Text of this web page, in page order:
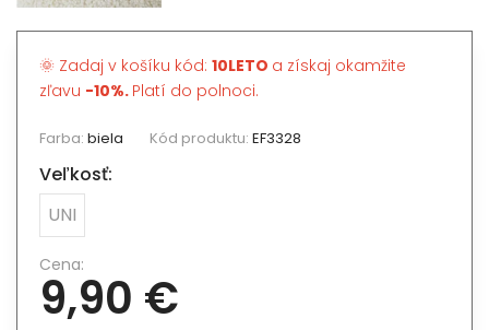
🌞 Zadaj v košíku kód: 10LETO a získaj okamžite
zľavu -10%. Platí do polnoci.
Farba: biela Kód produktu: EF3328
Veľkosť:
UNI
Cena:
9,90 €